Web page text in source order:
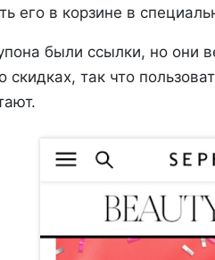
его в корзине в
были ссылки, но они
так что